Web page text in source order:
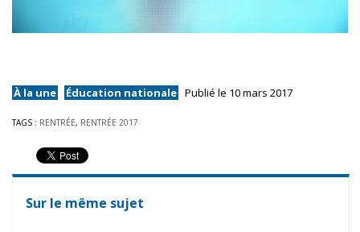
À la une Éducation nationale Publié le 10 mars 2017
TAGS : RENTRÉE, RENTRÉE 2017
Sur le même sujet